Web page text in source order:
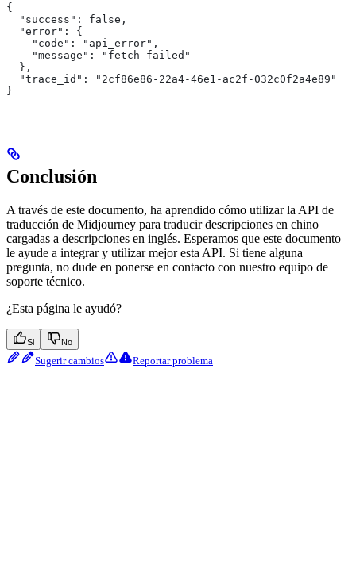
{
  "success": false,
  "error": {
    "code": "api_error",
    "message": "fetch failed"
  },
  "trace_id": "2cf86e86-22a4-46e1-ac2f-032c0f2a4e89"
}
Conclusión
A través de este documento, ha aprendido cómo utilizar la API de
traducción de Midjourney para traducir descripciones en chino
cargadas a descripciones en inglés. Esperamos que este documento
le ayude a integrar y utilizar mejor esta API. Si tiene alguna
pregunta, no dude en ponerse en contacto con nuestro equipo de
soporte técnico.
¿Esta página le ayudó?
Si No
Sugerir cambios Reportar problema